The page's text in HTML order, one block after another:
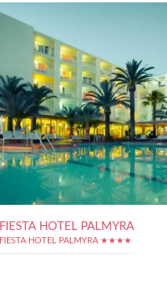
FIESTA HOTEL PALMYRA
FIESTA HOTEL PALMYRA ★★★★